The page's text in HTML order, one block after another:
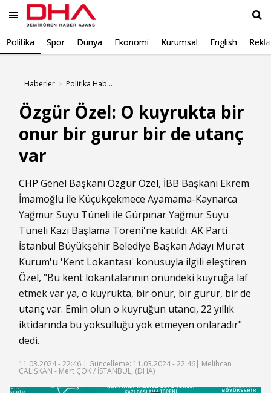
Politika Spor Dünya Ekonomi Kurumsal English
Haberler Politika Haberleri
Özgür Özel: O kuyrukta bir
onur bir gurur bir de utanç
var
CHP Genel Başkanı Özgür Özel, İBB Başkanı Ekrem
İmamoğlu ile Küçükçekmece Ayamama-Kaynarca
Yağmur Suyu Tüneli ile Gürpınar Yağmur Suyu
Tüneli Kazı Başlama Töreni'ne katıldı. AK Parti
İstanbul Büyükşehir Belediye Başkan Adayı Murat
Kurum'u 'Kent Lokantası' konusuyla ilgili eleştiren
Özel, "Bu kent lokantalarının önündeki kuyruğa laf
etmek var ya, o kuyrukta, bir onur, bir gurur, bir de
utançvar. Emin olun o kuyruğun utancı, 22 yıllık
iktidarında bu yoksulluğu yok etmeyen onlaradır"
dedi.
11.03.2024 - 22:46 | Güncelleme: 11.03.2024 - 22:46| Melihcan
ÇALIŞKAN - Mert ÇOK / İSTANBUL, (DHA)